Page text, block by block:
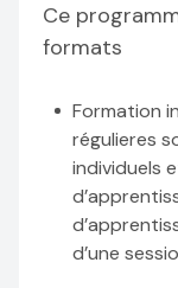
Ce
formats
Formation
régulieres
individuels
d’une